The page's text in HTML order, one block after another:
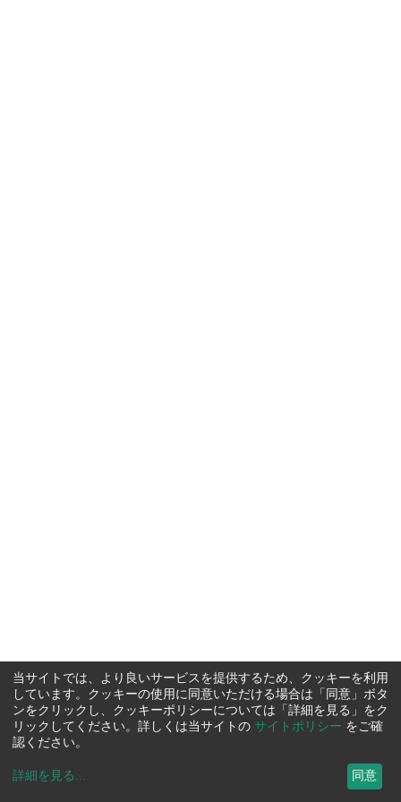
当サイトでは、より良いサービスを提供するため、クッキーを利用
しています。クッキーの使用に同意いただける場合は「同意」ボタ
ンをクリックし、クッキーポリシーについては「詳細を見る」をク
リックしてください。詳しくは当サイトの サイトポリシー をご確
認ください。
詳細を見る ... 同意